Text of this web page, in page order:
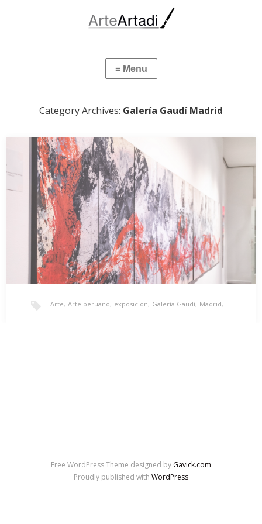
Category Archives: Galería Gaudí Madrid
Arte, Arte peruano, exposición, Galería Gaudí, Madrid,
Free WordPress Theme designed by Gavick.com
Proudly published with WordPress